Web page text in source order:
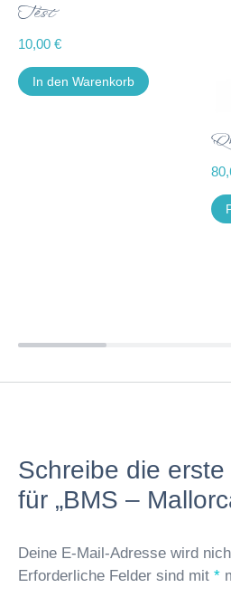
Test
10,00 €
In den Warenkorb
Schreibe die
für „BMS –
Deine E-Mail-Adresse wird
Erforderliche Felder sind mit *